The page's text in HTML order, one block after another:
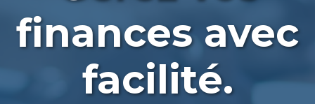
finances avec
facilité.